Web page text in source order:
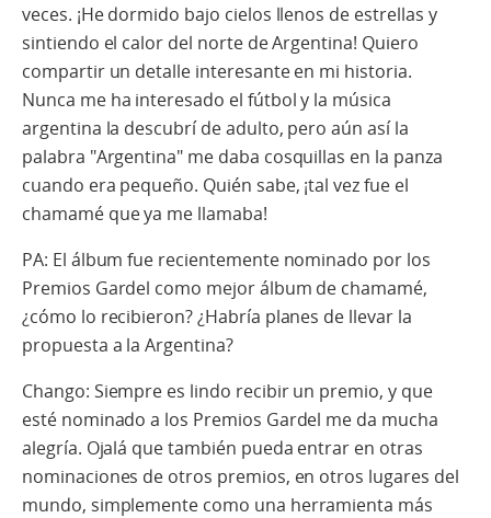
veces. ¡He dormido bajo cielos llenos de estrellas y
sintiendo el calor del norte de Argentina! Quiero
compartir un detalle interesante en mi historia.
Nunca me ha interesado el fútbol y la música
argentina la descubrí de adulto, pero aún así la
palabra "Argentina" me daba cosquillas en la panza
cuando era pequeño. Quién sabe, ¡tal vez fue el
chamamé que ya me llamaba!
PA: El álbum fue recientemente nominado por los
Premios Gardel como mejor álbum de chamamé,
¿cómo lo recibieron? ¿Habría planes de llevar la
propuesta a la Argentina?
Chango: Siempre es lindo recibir un premio, y que
esté nominado a los Premios Gardel me da mucha
alegría. Ojalá que también pueda entrar en otras
nominaciones de otros premios, en otros lugares del
mundo, simplemente como una herramienta más